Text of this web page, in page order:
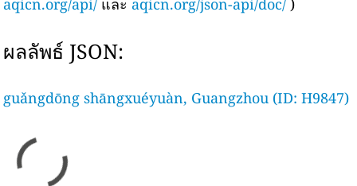
aqicn.org/api/ และ aqicn.org/json-api/doc/ )
ผลลัพธ์ JSON:
guǎngdōng shāngxuéyuàn, Guangzhou (ID: H9847)